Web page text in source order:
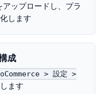
ップロードし、プラ
します
成
> 設定 >
ます